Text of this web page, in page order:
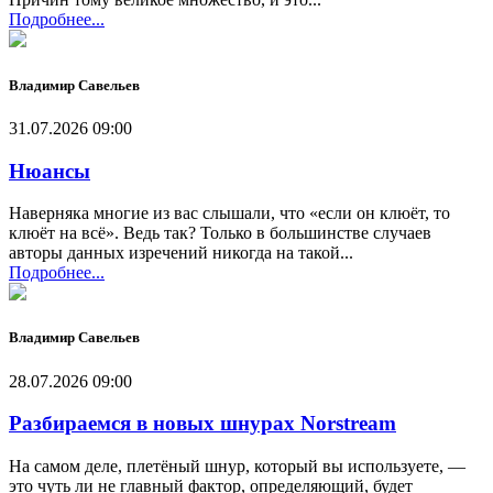
Подробнее...
Владимир Савельев
31.07.2026 09:00
Нюансы
Наверняка многие из вас слышали, что «если он клюёт, то
клюёт на всё». Ведь так? Только в большинстве случаев
авторы данных изречений никогда на такой...
Подробнее...
Владимир Савельев
28.07.2026 09:00
Разбираемся в новых шнурах Norstream
На самом деле, плетёный шнур, который вы используете, —
это чуть ли не главный фактор, определяющий, будет